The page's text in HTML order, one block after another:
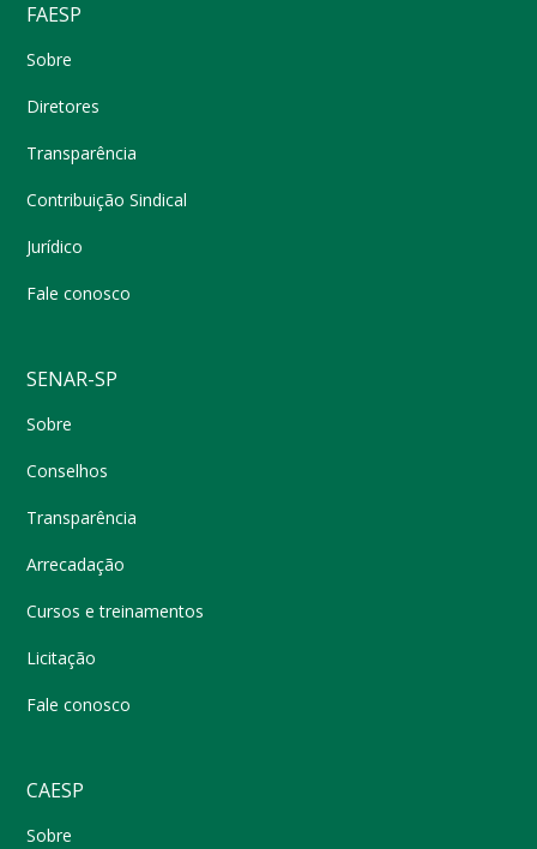
FAESP
Sobre
Diretores
Transparência
Contribuição Sindical
Jurídico
Fale conosco
SENAR-SP
Sobre
Conselhos
Transparência
Arrecadação
Cursos e treinamentos
Licitação
Fale conosco
CAESP
Sobre